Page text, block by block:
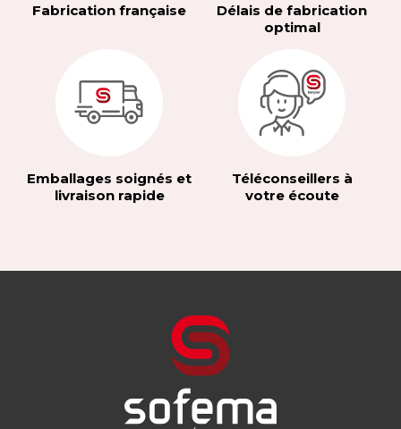
Fabrication française
Délais de fabrication
optimal
Emballages soignés et
livraison rapide
Téléconseillers à
votre écoute